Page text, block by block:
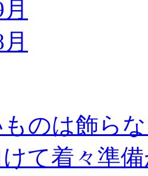
のは飾ら
て着々準